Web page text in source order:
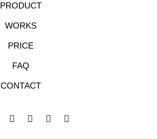
PRODUCT
WORKS
PRICE
FAQ
CONTACT